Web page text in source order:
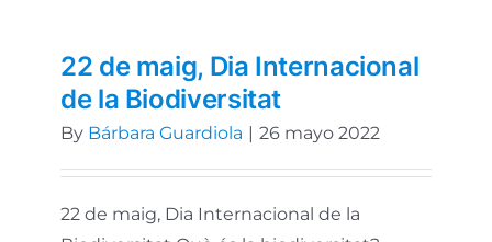
22 de maig, Dia Internacional
de la Biodiversitat
By Bárbara Guardiola | 26 mayo 2022
22 de maig, Dia Internacional de la